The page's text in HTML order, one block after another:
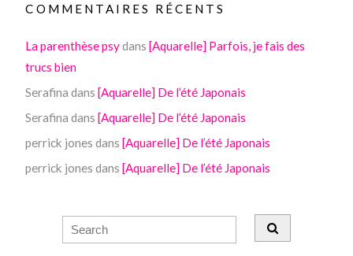
COMMENTAIRES RÉCENTS
La parenthèse psydans[Aquarelle] Parfois, je fais des
trucs bien
Serafina dans[Aquarelle] De l’été Japonais
Serafina dans[Aquarelle] De l’été Japonais
perrick jones dans[Aquarelle] De l’été Japonais
perrick jones dans[Aquarelle] De l’été Japonais